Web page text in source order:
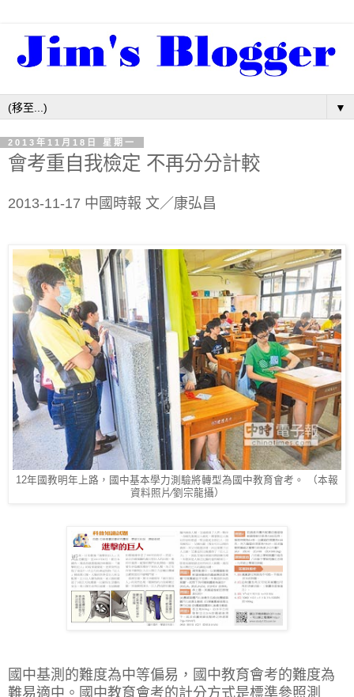
▼
2013年11月18日 星期一
會考重自我檢定 不再分分計較
2013-11-17 中國時報 文／康弘昌
12年國教明年上路，國中基本學力測驗將轉型為國中教育會考。 （本報
資料照片∕劉宗龍攝）
國中基測的難度為中等偏易，國中教育會考的難度為
難易適中。國中教育會考的計分方式是標準參照測